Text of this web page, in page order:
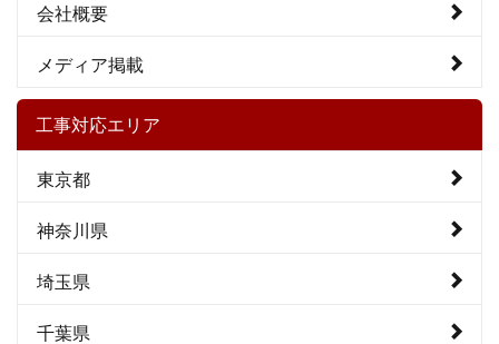
会社概要
メディア掲載
工事対応エリア
東京都
神奈川県
埼玉県
千葉県